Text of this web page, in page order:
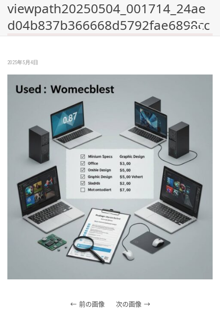
viewpath20250504_001714_24ae
d04b837b366668d5792fae6898cc
2025年5月4日
前の画像 次の画像